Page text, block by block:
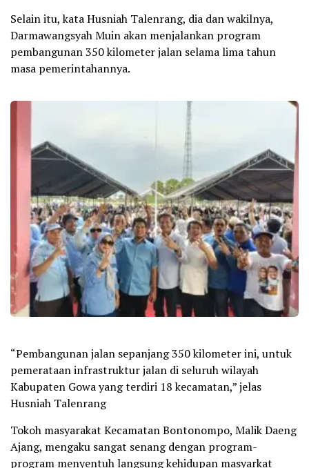
Selain itu, kata Husniah Talenrang, dia dan wakilnya,
Darmawangsyah Muin akan menjalankan program
pembangunan 350 kilometer jalan selama lima tahun
masa pemerintahannya.
“Pembangunan jalan sepanjang 350 kilometer ini, untuk
pemerataan infrastruktur jalan di seluruh wilayah
Kabupaten Gowa yang terdiri 18 kecamatan,” jelas
Husniah Talenrang
Tokoh masyarakat Kecamatan Bontonompo, Malik Daeng
Ajang, mengaku sangat senang dengan program-
program menyentuh langsung kehidupan masyarkat